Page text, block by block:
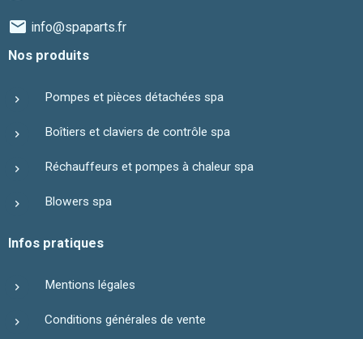
info@spaparts.fr
Nos produits
Pompes et pièces détachées spa
Boîtiers et claviers de contrôle spa
Réchauffeurs et pompes à chaleur spa
Blowers spa
Infos pratiques
Mentions légales
Conditions générales de vente